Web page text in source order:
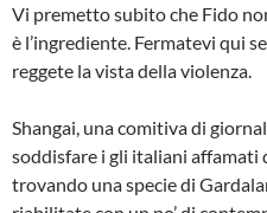
Vi premetto subito che Fido
è l’ingrediente. Fermatevi qui
reggete la vista della violenza.
Shangai, una comitiva di
soddisfare i gli italiani
trovando una specie di